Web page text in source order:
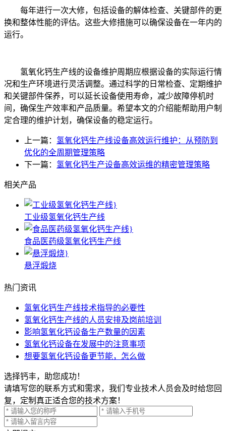
每年进行一次大修，包括设备的解体检查、关键部件的更
换和整体性能的评估。这些大修措施可以确保设备在一年内的
运行。
氢氧化钙生产线的设备维护周期应根据设备的实际运行情
况和生产环境进行灵活调整。通过科学的日常检查、定期维护
和关键部件保养，可以延长设备使用寿命，减少故障停机时
间，确保生产效率和产品质量。希望本文的介绍能帮助用户制
定合理的维护计划，确保设备的稳定运行。
上一篇： 氢氧化钙生产线设备高效运行维护：从预防到
优化的全周期管理策略
下一篇： 氢氧化钙生产设备高效运维的精密管理策略
相关产品
工业级氢氧化钙生产线
食品医药级氢氧化钙生产线
悬浮煅烧
热门资讯
氢氧化钙生产线技术指导的必要性
氢氧化钙生产线的人员安排及岗前培训
影响氢氧化钙设备生产数量的因素
氢氧化钙设备在发展中的注意事项
想要氢氧化钙设备更节能，怎么做
选择钙丰，助您成功！
请填写您的联系方式和需求，我们专业技术人员会及时给您回
复，定制真正适合您的技术方案！